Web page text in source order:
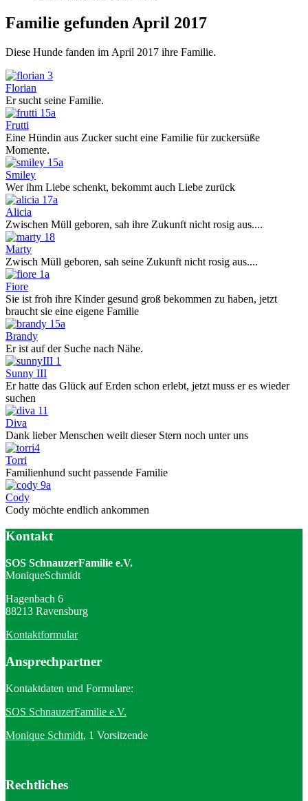
Familie gefunden April 2017
Diese Hunde fanden im April 2017 ihre Familie.
Florian
Er sucht seine Familie.
Frutti
Eine Hündin aus Zucker sucht eine Familie für zuckersüße
Momente.
Smiley
Wer ihm Liebe schenkt, bekommt auch Liebe zurück
Alicia
Zwischen Müll geboren, sah ihre Zukunft nicht rosig aus....
Marty
Zwisch Müll geboren, sah seine Zukunft nicht rosig aus....
Fiore
Sie ist froh ihre Kinder gesund groß bekommen zu haben, jetzt
braucht sie eine eigene Familie
Brandy
Er ist auf der Suche nach Nähe.
Sunny III
Er hatte das Glück auf Erden schon erlebt, jetzt muss er es wieder
suchen
Diva
Dank lieber Menschen weilt dieser Stern noch unter uns
Torri
Familienhund sucht passende Familie
Cody
Cody möchte endlich ankommen
Kontakt
SOS SchnauzerFamilie e.V.
MoniqueSchmidt
Hagenbach 6
88213 Ravensburg
Kontaktformular
Ansprechpartner
Kontaktdaten und Formulare:
SOS SchnauzerFamilie e.V.
Monique Schmidt, 1 Vorsitzende
Rechtliches